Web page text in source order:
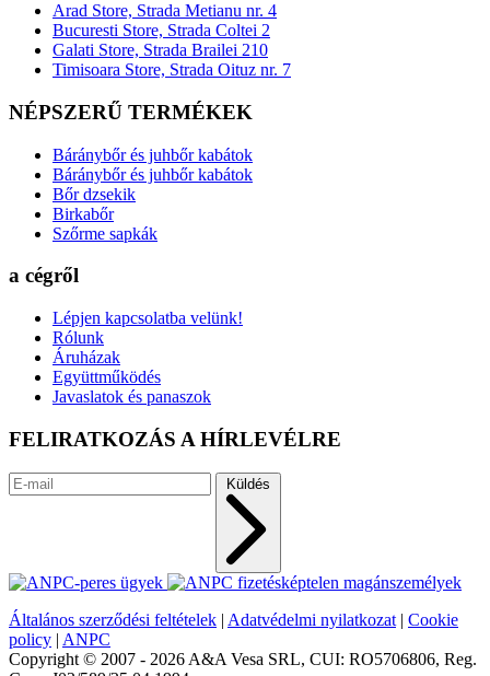
Arad Store, Strada Metianu nr. 4
Bucuresti Store, Strada Coltei 2
Galati Store, Strada Brailei 210
Timisoara Store, Strada Oituz nr. 7
NÉPSZERŰ TERMÉKEK
Báránybőr és juhbőr kabátok
Báránybőr és juhbőr kabátok
Bőr dzsekik
Birkabőr
Szőrme sapkák
a cégről
Lépjen kapcsolatba velünk!
Rólunk
Áruházak
Együttműködés
Javaslatok és panaszok
FELIRATKOZÁS A HÍRLEVÉLRE
Küldés
Általános szerződési feltételek | Adatvédelmi nyilatkozat | Cookie
policy | ANPC
Copyright © 2007 - 2026 A&A Vesa SRL, CUI: RO5706806, Reg.